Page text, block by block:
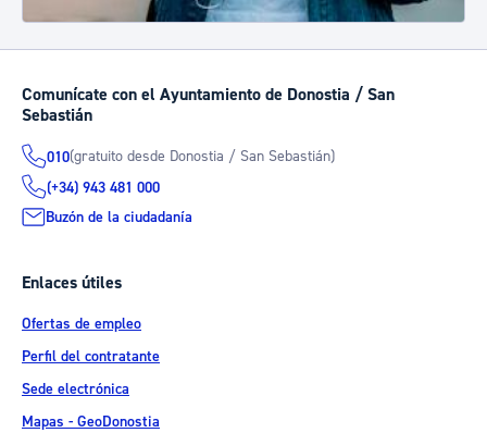
Comunícate con el Ayuntamiento de Donostia / San
Sebastián
010(gratuito desde Donostia / San Sebastián)
(+34) 943 481 000
Buzón de la ciudadanía
Enlaces útiles
Ofertas de empleo
Perfil del contratante
Sede electrónica
Mapas - GeoDonostia